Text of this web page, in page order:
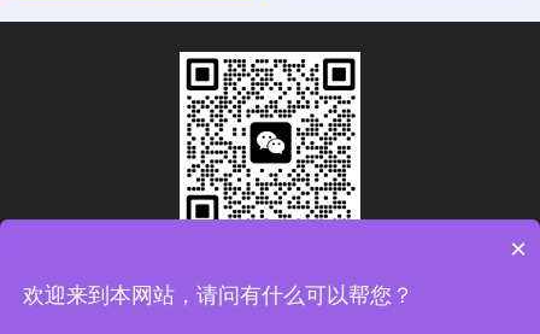
×
欢迎来到本网站，请问有什么可以帮您？